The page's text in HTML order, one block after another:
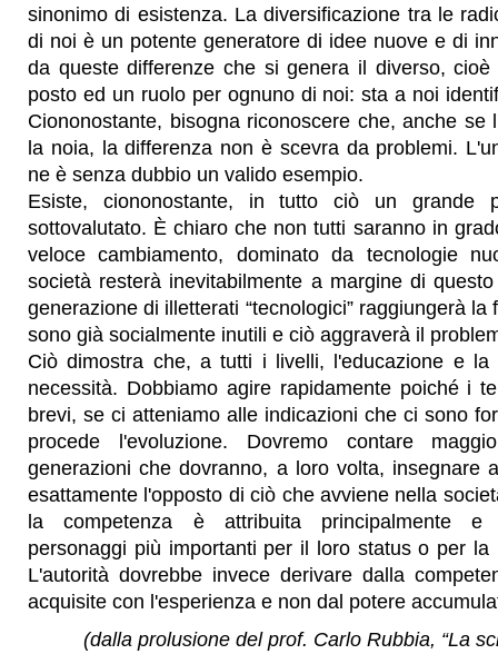
sinonimo di esistenza. La diversificazione tra le
di noi è un potente generatore di idee nuove e di
da queste differenze che si genera il diverso,
posto ed un ruolo per ognuno di noi: sta a noi
Ciononostante, bisogna riconoscere che, anche se
la noia, la differenza non è scevra da problemi.
ne è senza dubbio un valido esempio.
Esiste, ciononostante, in tutto ciò un grande
sottovalutato. È chiaro che non tutti saranno in
veloce cambiamento, dominato da tecnologie
società resterà inevitabilmente a margine di
generazione di illetterati “tecnologici” raggiungerà
sono già socialmente inutili e ciò aggraverà il
Ciò dimostra che, a tutti i livelli, l'educazione e la
necessità. Dobbiamo agire rapidamente poiché i
brevi, se ci atteniamo alle indicazioni che ci sono
procede l'evoluzione. Dovremo contare
generazioni che dovranno, a loro volta, insegnare
esattamente l'opposto di ciò che avviene nella
la competenza è attribuita principalmente e
personaggi più importanti per il loro status o per la
L'autorità dovrebbe invece derivare dalla
acquisite con l'esperienza e non dal potere
(dalla prolusione del prof. Carlo Rubbia, “La